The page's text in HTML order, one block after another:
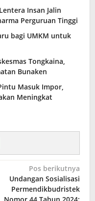
Insan Jalin
Perguruan Tinggi
bagi UMKM untuk
Tongkaina,
Bunaken
Masuk Impor,
Meningkat
Pos berikutnya
Undangan Sosialisasi
Permendikbudristek
Nomor 44 Tahun 2024: